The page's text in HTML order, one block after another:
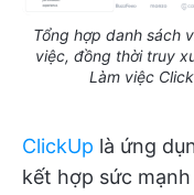
Tổng hợp danh sách
việc, đồng thời truy
Làm việc
ClickUp là ứng
kết hợp sức